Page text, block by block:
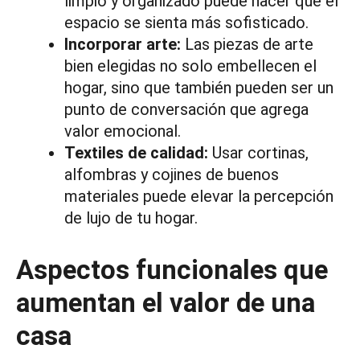
espacio se sienta más sofisticado.
Incorporar arte: Las piezas de arte
bien elegidas no solo embellecen el
hogar, sino que también pueden ser un
punto de conversación que agrega
valor emocional.
Textiles de calidad: Usar cortinas,
alfombras y cojines de buenos
materiales puede elevar la percepción
de lujo de tu hogar.
Aspectos funcionales que
aumentan el valor de una
casa